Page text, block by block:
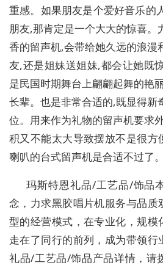
重感。如果朋友是个爱好音乐的
朋友,那肯定是一个大大的惊喜。
香的留声机,会带给她久远的浪漫
友,还是姐妹送姐妹,都会让她既
是民国时期舞台上翩翩起舞的艳
长辈。也是非常合适的,既显得新
位。用来作为礼物的留声机要求
积又不能太大导致摆放不是很方
喇叭的台式留声机是合适不过了。
玛斯特恩礼品/工艺品/饰品
念，力求黑胶唱片机服务与品质
型的经营模式，在专业化，规模
走在了同行的前列，成为带领行
礼品/工艺品/饰品产品详情，请